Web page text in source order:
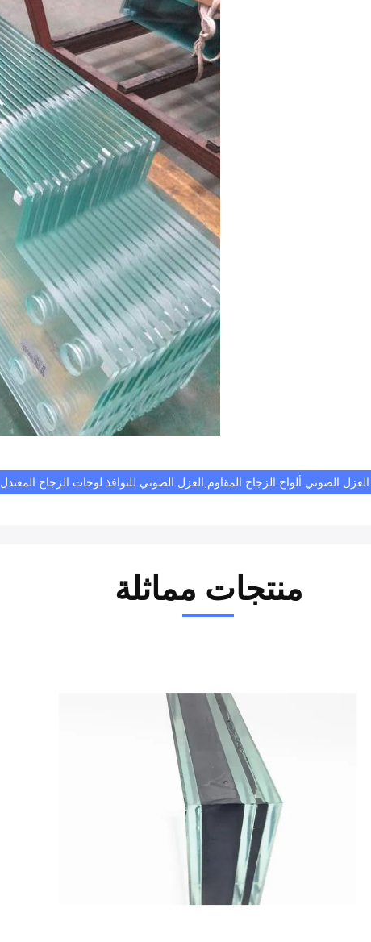
العزل الصوتي ألواح الزجاج المقاوم,العزل الصوتي للنوافذ لوحات الزجاج المعتدل
منتجات مماثلة